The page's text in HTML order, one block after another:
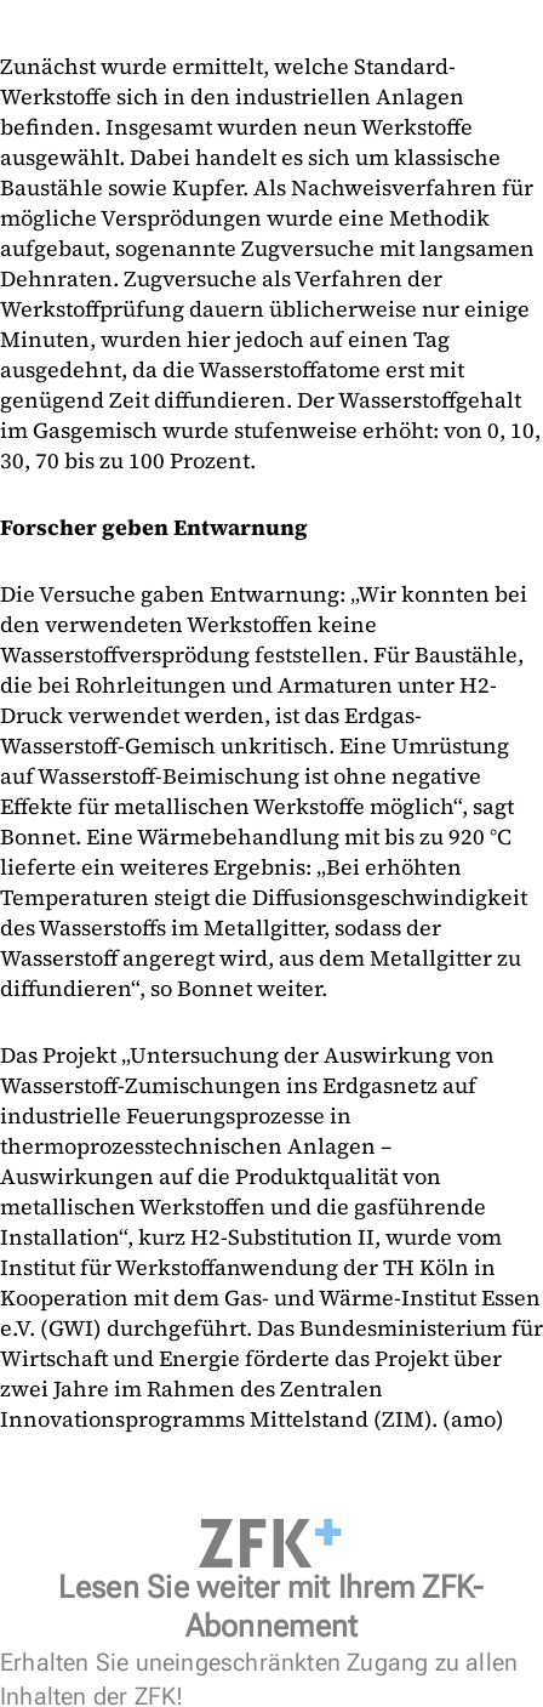
Zunächst wurde ermittelt, welche Standard-
Werkstoffe sich in den industriellen Anlagen
befinden. Insgesamt wurden neun Werkstoffe
ausgewählt. Dabei handelt es sich um klassische
Baustähle sowie Kupfer. Als Nachweisverfahren für
mögliche Versprödungen wurde eine Methodik
aufgebaut, sogenannte Zugversuche mit langsamen
Dehnraten. Zugversuche als Verfahren der
Werkstoffprüfung dauern üblicherweise nur einige
Minuten, wurden hier jedoch auf einen Tag
ausgedehnt, da die Wasserstoffatome erst mit
genügend Zeit diffundieren. Der Wasserstoffgehalt
im Gasgemisch wurde stufenweise erhöht: von 0, 10,
30, 70 bis zu 100 Prozent.
Forscher geben Entwarnung
Die Versuche gaben Entwarnung: „Wir konnten bei
den verwendeten Werkstoffen keine
Wasserstoffversprödung feststellen. Für Baustähle,
die bei Rohrleitungen und Armaturen unter H2-
Druck verwendet werden, ist das Erdgas-
Wasserstoff-Gemisch unkritisch. Eine Umrüstung
auf Wasserstoff-Beimischung ist ohne negative
Effekte für metallischen Werkstoffe möglich“, sagt
Bonnet. Eine Wärmebehandlung mit bis zu 920 °C
lieferte ein weiteres Ergebnis: „Bei erhöhten
Temperaturen steigt die Diffusionsgeschwindigkeit
des Wasserstoffs im Metallgitter, sodass der
Wasserstoff angeregt wird, aus dem Metallgitter zu
diffundieren“, so Bonnet weiter.
Das Projekt „Untersuchung der Auswirkung von
Wasserstoff-Zumischungen ins Erdgasnetz auf
industrielle Feuerungsprozesse in
thermoprozesstechnischen Anlagen –
Auswirkungen auf die Produktqualität von
metallischen Werkstoffen und die gasführende
Installation“, kurz H2-Substitution II, wurde vom
Institut für Werkstoffanwendung der TH Köln in
Kooperation mit dem Gas- und Wärme-Institut Essen
e.V. (GWI) durchgeführt. Das Bundesministerium für
Wirtschaft und Energie förderte das Projekt über
zwei Jahre im Rahmen des Zentralen
Innovationsprogramms Mittelstand (ZIM). (amo)
Lesen Sie weiter mit Ihrem ZFK-
Abonnement
Erhalten Sie uneingeschränkten Zugang zu allen
Inhalten der ZFK!